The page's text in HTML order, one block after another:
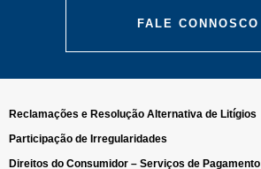
FALE CONNOSCO
Reclamações e Resolução Alternativa de Litígios
Participação de Irregularidades
Direitos do Consumidor – Serviços de Pagamento